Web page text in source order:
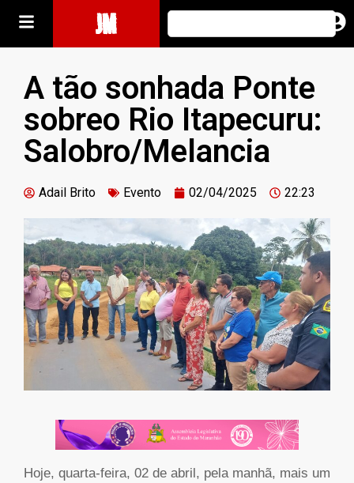
JM
A tão sonhada Ponte
sobreo Rio Itapecuru:
Salobro/Melancia
Adail Brito Evento 02/04/2025 22:23
Hoje, quarta-feira, 02 de abril, pela manhã, mais um